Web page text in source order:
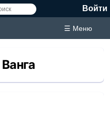
Войти
☰ Меню
Ванга